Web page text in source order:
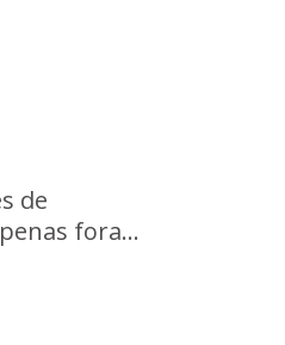
de
fora...